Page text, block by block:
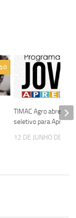
0
TIMAC Agro abre
seletivo para Aprendiz
12 DE JUNHO DE